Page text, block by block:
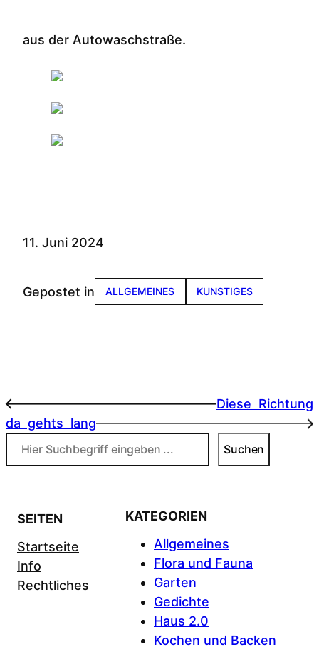
aus der Autowaschstraße.
11. Juni 2024
Gepostet in ALLGEMEINES KUNSTIGES
←
Diese Richtung
da gehts lang
→
Suchen
SEITEN
Startseite
Info
Rechtliches
KATEGORIEN
Allgemeines
Flora und Fauna
Garten
Gedichte
Haus 2.0
Kochen und Backen